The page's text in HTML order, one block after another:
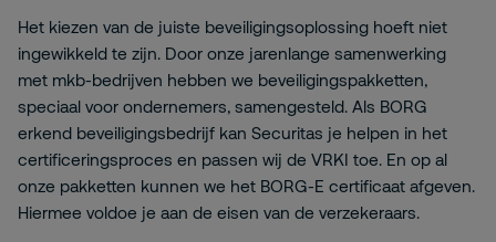
Het kiezen van de juiste beveiligingsoplossing hoeft niet
ingewikkeld te zijn. Door onze jarenlange samenwerking
met mkb-bedrijven hebben we beveiligingspakketten,
speciaal voor ondernemers, samengesteld. Als BORG
erkend beveiligingsbedrijf kan Securitas je helpen in het
certificeringsproces en passen wij de VRKI toe. En op al
onze pakketten kunnen we het BORG-E certificaat afgeven.
Hiermee voldoe je aan de eisen van de verzekeraars.